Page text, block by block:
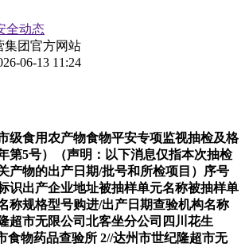
全动态
集团官方网站
06-13 11:24
食用农产物食物平安专项监视抽检及格
第5号）（声明：以下消息仅指本次抽检
产物的出产日期/批号和所检项目）序号
识出产企业地址被抽样单元名称被抽样单
称规格型号购进/出产日期查验机构名称
超市无限公司北客坐分公司四川花生
食物药品查验所 2//达州市世纪隆超市无